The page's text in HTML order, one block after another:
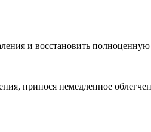
и восстановить
принося немедленное